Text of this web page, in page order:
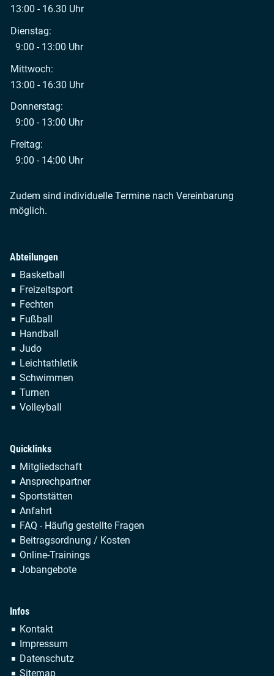
13:00 - 16.30 Uhr
Dienstag:
9:00 - 13:00 Uhr
Mittwoch:
13:00 - 16:30 Uhr
Donnerstag:
9:00 - 13:00 Uhr
Freitag:
9:00 - 14:00 Uhr
Zudem sind individuelle Termine nach Vereinbarung
möglich.
Abteilungen
Navigation
überspringen
Basketball
Freizeitsport
Fechten
Fußball
Handball
Judo
Leichtathletik
Schwimmen
Turnen
Volleyball
Quicklinks
Navigation
überspringen
Mitgliedschaft
Ansprechpartner
Sportstätten
Anfahrt
FAQ - Häufig gestellte Fragen
Beitragsordnung / Kosten
Online-Trainings
Jobangebote
Infos
Navigation
überspringen
Kontakt
Impressum
Datenschutz
Sitemap